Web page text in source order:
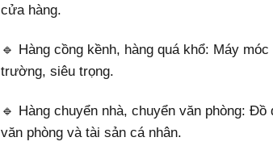
cửa hàng.
🔹 Hàng cồng kềnh, hàng quá khổ: Máy
trường, siêu trọng.
🔹 Hàng chuyển nhà, chuyển văn phòng:
văn phòng và tài sản cá nhân.